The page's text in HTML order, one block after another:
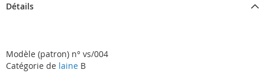
Détails
Modèle (patron) n° vs/004
Catégorie de laine B